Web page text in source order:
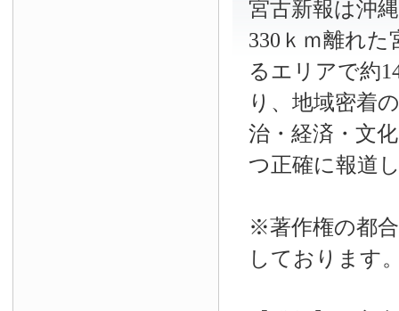
宮古新報は沖
330ｋｍ離れ
るエリアで約
り、地域密着
治・経済・文
つ正確に報道
※著作権の都
しております